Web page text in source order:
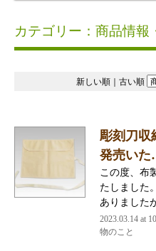
カテゴリー：商品情報
新しい順 古い順
彫刻刀収
発売い
この度、布
たしました
ありました
2023.03.14 at
物のこと